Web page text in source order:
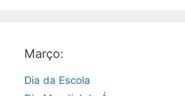
Março:
Dia da Escola